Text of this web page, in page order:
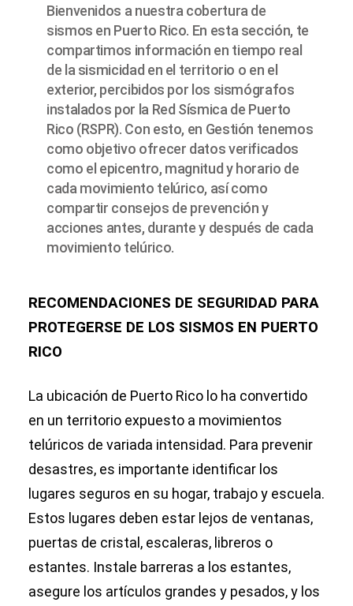
Bienvenidos a nuestra cobertura de
sismos en Puerto Rico. En esta sección, te
compartimos información en tiempo real
de la sismicidad en el territorio o en el
exterior, percibidos por los sismógrafos
instalados por la Red Sísmica de Puerto
Rico (RSPR). Con esto, en Gestión tenemos
como objetivo ofrecer datos verificados
como el epicentro, magnitud y horario de
cada movimiento telúrico, así como
compartir consejos de prevención y
acciones antes, durante y después de cada
movimiento telúrico.
RECOMENDACIONES DE SEGURIDAD PARA
PROTEGERSE DE LOS SISMOS EN PUERTO
RICO
La ubicación de Puerto Rico lo ha convertido
en un territorio expuesto a movimientos
telúricos de variada intensidad. Para prevenir
desastres, es importante identificar los
lugares seguros en su hogar, trabajo y escuela.
Estos lugares deben estar lejos de ventanas,
puertas de cristal, escaleras, libreros o
estantes. Instale barreras a los estantes,
asegure los artículos grandes y pesados, y los